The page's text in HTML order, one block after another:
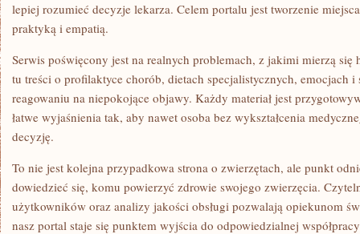
lepiej rozumieć decyzje lekarza. Celem portalu jest tworzenie
praktyką i empatią.
Serwis poświęcony jest na realnych problemach, z jakimi mierzą się
tu treści o profilaktyce chorób, dietach specjalistycznych, emocjach i
reagowaniu na niepokojące objawy. Każdy materiał jest
łatwe wyjaśnienia tak, aby nawet osoba bez wykształcenia
decyzję.
To nie jest kolejna przypadkowa strona o zwierzętach, ale punkt
dowiedzieć się, komu powierzyć zdrowie swojego zwierzęcia.
użytkowników oraz analizy jakości obsługi pozwalają opiekunom
nasz portal staje się punktem wyjścia do odpowiedzialnej